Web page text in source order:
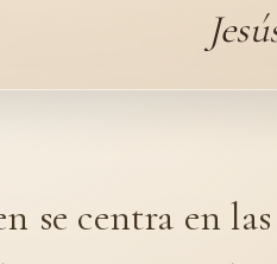
se centra en